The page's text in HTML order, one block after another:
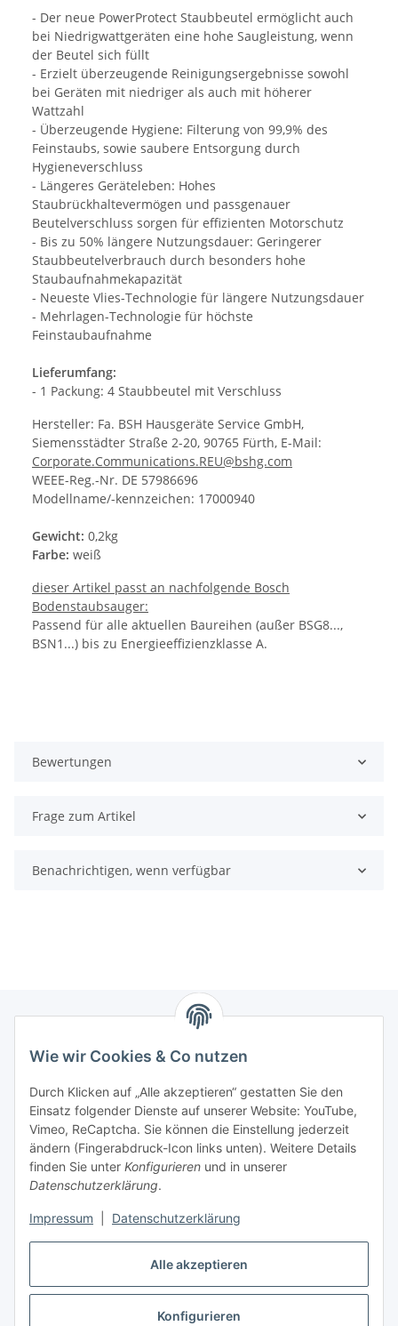
Alle akzeptieren
Konfigurieren
Wie wir Cookies & Co nutzen
Durch Klicken auf „Alle akzeptieren“ gestatten Sie den
Einsatz folgender Dienste auf unserer Website: YouTube,
Vimeo, ReCaptcha. Sie können die Einstellung jederzeit
ändern (Fingerabdruck-Icon links unten). Weitere Details
finden Sie unter Konfigurieren und in unserer
Datenschutzerklärung.
Impressum Datenschutzerklärung
- Der neue PowerProtect Staubbeutel ermöglicht auch
bei Niedrigwattgeräten eine hohe Saugleistung, wenn
der Beutel sich füllt
- Erzielt überzeugende Reinigungsergebnisse sowohl
bei Geräten mit niedriger als auch mit höherer
Wattzahl
- Überzeugende Hygiene: Filterung von 99,9% des
Feinstaubs, sowie saubere Entsorgung durch
Hygieneverschluss
- Längeres Geräteleben: Hohes
Staubrückhaltevermögen und passgenauer
Beutelverschluss sorgen für effizienten Motorschutz
- Bis zu 50% längere Nutzungsdauer: Geringerer
Staubbeutelverbrauch durch besonders hohe
Staubaufnahmekapazität
- Neueste Vlies-Technologie für längere Nutzungsdauer
- Mehrlagen-Technologie für höchste
Feinstaubaufnahme
Lieferumfang:
- 1 Packung: 4 Staubbeutel mit Verschluss
Hersteller: Fa. BSH Hausgeräte Service GmbH,
Siemensstädter Straße 2-20, 90765 Fürth, E-Mail:
Corporate.Communications.REU@bshg.com
WEEE-Reg.-Nr. DE 57986696
Modellname/-kennzeichen: 17000940
Gewicht: 0,2kg
Farbe: weiß
dieser Artikel passt an nachfolgende Bosch
Bodenstaubsauger:
Passend für alle aktuellen Baureihen (außer BSG8...,
BSN1...) bis zu Energieeffizienzklasse A.
Bewertungen
Frage zum Artikel
Benachrichtigen, wenn verfügbar
Zahlungsmöglichkeiten
Versandinformationen
Gesetzliche Informationen
Vertrag widerrufen